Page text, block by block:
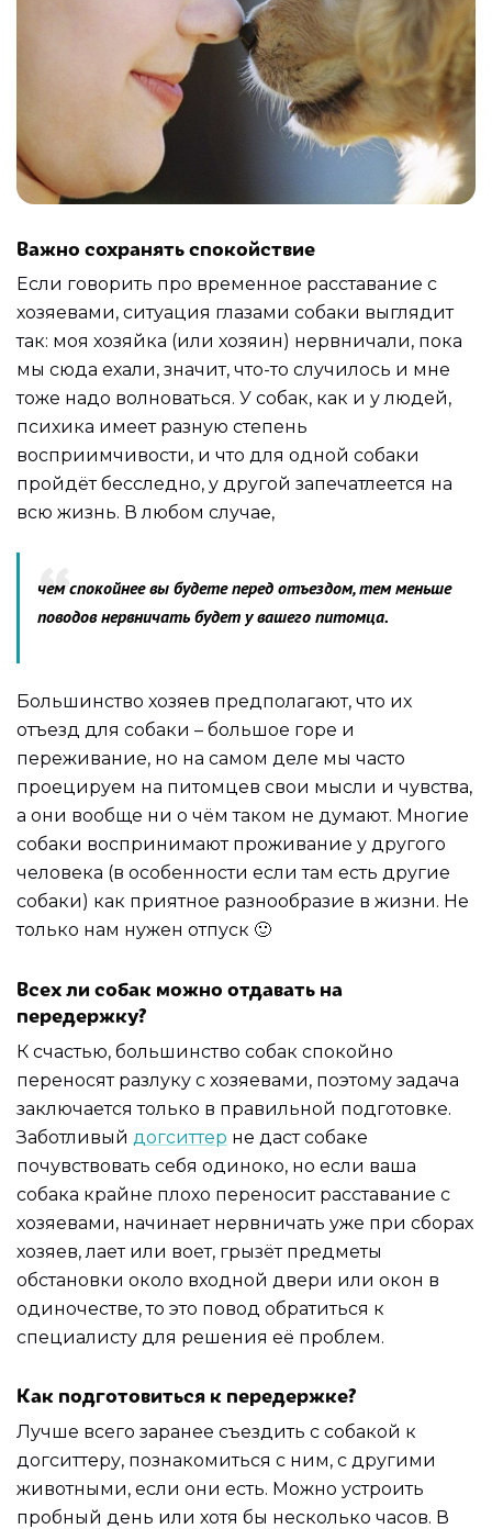
Важно сохранять спокойствие
Если говорить про временное расставание с
хозяевами, ситуация глазами собаки выглядит
так: моя хозяйка (или хозяин) нервничали, пока
мы сюда ехали, значит, что-то случилось и мне
тоже надо волноваться. У собак, как и у людей,
психика имеет разную степень
восприимчивости, и что для одной собаки
пройдёт бесследно, у другой запечатлеется на
всю жизнь. В любом случае,
чем спокойнее вы будете перед отъездом, тем меньше
поводов нервничать будет у вашего питомца.
Большинство хозяев предполагают, что их
отъезд для собаки – большое горе и
переживание, но на самом деле мы часто
проецируем на питомцев свои мысли и чувства,
а они вообще ни о чём таком не думают. Многие
собаки воспринимают проживание у другого
человека (в особенности если там есть другие
собаки) как приятное разнообразие в жизни. Не
только нам нужен отпуск 🙂
Всех ли собак можно отдавать на
передержку?
К счастью, большинство собак спокойно
переносят разлуку с хозяевами, поэтому задача
заключается только в правильной подготовке.
Заботливый догситтер не даст собаке
почувствовать себя одиноко, но если ваша
собака крайне плохо переносит расставание с
хозяевами, начинает нервничать уже при сборах
хозяев, лает или воет, грызёт предметы
обстановки около входной двери или окон в
одиночестве, то это повод обратиться к
специалисту для решения её проблем.
Как подготовиться к передержке?
Лучше всего заранее съездить с собакой к
догситтеру, познакомиться с ним, с другими
животными, если они есть. Можно устроить
пробный день или хотя бы несколько часов. В